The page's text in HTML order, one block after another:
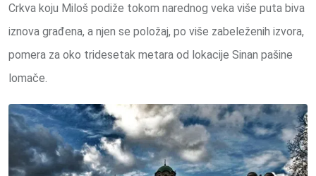
Crkva koju Miloš podiže tokom narednog veka više puta biva
iznova građena, a njen se položaj, po više zabeleženih izvora,
pomera za oko tridesetak metara od lokacije Sinan pašine
lomače.